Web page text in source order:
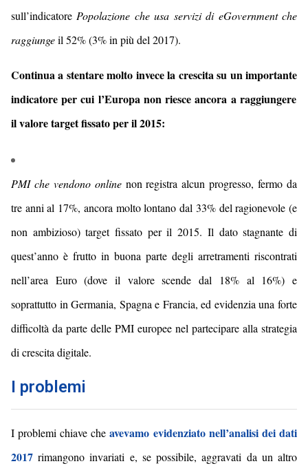
sull’indicatore Popolazione che usa servizi di eGovernment che
raggiungeil 52% (3% in più del 2017).
Continua a stentaremolto invece la crescitasu un importante
indicatoreper cui l’Europa non riesce ancora a raggiungere
il valore target fissato per il 2015:
PMI che vendono online non registra alcun progresso, fermo da
tre anni al 17%, ancora molto lontano dal 33% delragionevole (e
non ambizioso)target fissato per il 2015. Il datostagnante di
quest’anno è frutto in buona parte degli arretramenti riscontrati
nell’area Euro (dove il valore scende dal 18% al 16%) e
soprattutto in Germania, Spagna e Francia, ed evidenzia una forte
difficoltà da parte delle PMI europee nel partecipare alla strategia
di crescita digitale.
I problemi
I problemi chiave che avevamo evidenziato nell’analisi dei dati
2017 rimangono invariati e, se possibile, aggravati da un altro